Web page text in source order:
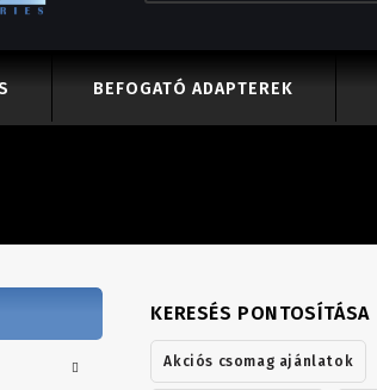
BEFOGATÓ ADAPTEREK
KERESÉS PONTOSÍTÁSA
Akciós csomag ajánlatok